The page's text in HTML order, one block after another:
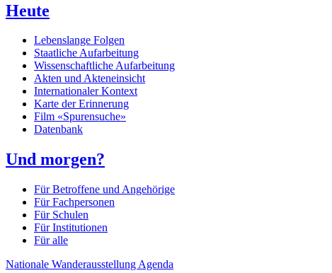
Heute
Lebenslange Folgen
Staatliche Aufarbeitung
Wissenschaftliche Aufarbeitung
Akten und Akteneinsicht
Internationaler Kontext
Karte der Erinnerung
Film «Spurensuche»
Datenbank
Und morgen?
Für Betroffene und Angehörige
Für Fachpersonen
Für Schulen
Für Institutionen
Für alle
Nationale Wanderausstellung Agenda